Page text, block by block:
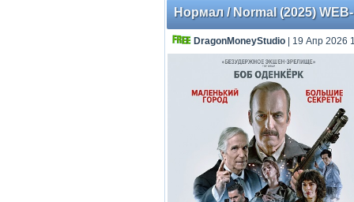
Нормал / Normal (2025)
DragonMoneyStudio | 19 Апр 2026